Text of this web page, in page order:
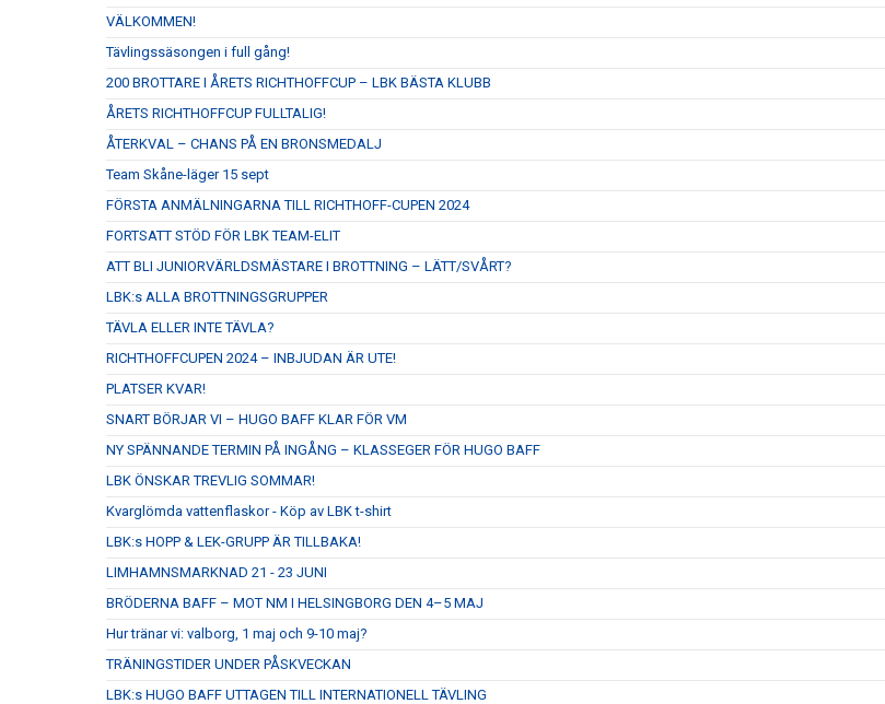
VÄLKOMMEN!
Tävlingssäsongen i full gång!
200 BROTTARE I ÅRETS RICHTHOFFCUP – LBK BÄSTA KLUBB
ÅRETS RICHTHOFFCUP FULLTALIG!
ÅTERKVAL – CHANS PÅ EN BRONSMEDALJ
Team Skåne-läger 15 sept
FÖRSTA ANMÄLNINGARNA TILL RICHTHOFF-CUPEN 2024
FORTSATT STÖD FÖR LBK TEAM-ELIT
ATT BLI JUNIORVÄRLDSMÄSTARE I BROTTNING – LÄTT/SVÅRT?
LBK:s ALLA BROTTNINGSGRUPPER
TÄVLA ELLER INTE TÄVLA?
RICHTHOFFCUPEN 2024 – INBJUDAN ÄR UTE!
PLATSER KVAR!
SNART BÖRJAR VI – HUGO BAFF KLAR FÖR VM
NY SPÄNNANDE TERMIN PÅ INGÅNG – KLASSEGER FÖR HUGO BAFF
LBK ÖNSKAR TREVLIG SOMMAR!
Kvarglömda vattenflaskor - Köp av LBK t-shirt
LBK:s HOPP & LEK-GRUPP ÄR TILLBAKA!
LIMHAMNSMARKNAD 21 - 23 JUNI
BRÖDERNA BAFF – MOT NM I HELSINGBORG DEN 4–5 MAJ
Hur tränar vi: valborg, 1 maj och 9-10 maj?
TRÄNINGSTIDER UNDER PÅSKVECKAN
LBK:s HUGO BAFF UTTAGEN TILL INTERNATIONELL TÄVLING